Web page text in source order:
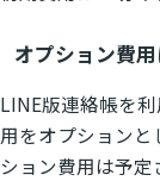
オプション費
LINE版連絡帳を
用をオプション
ション費用は予定